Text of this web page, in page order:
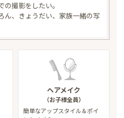
の撮影をしたい。
ん、きょうだい、家族一緒の写
ヘアメイク
（お子様全員）
簡単なアップスタイル＆ポイ